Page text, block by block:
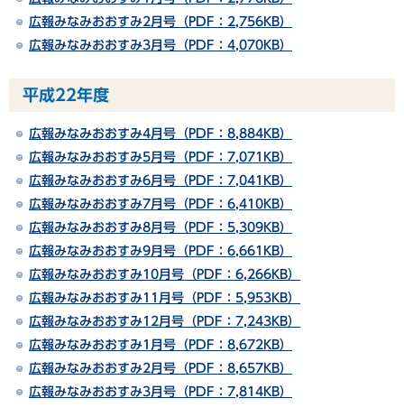
広報みなみおおすみ2月号（PDF：2,756KB）
広報みなみおおすみ3月号（PDF：4,070KB）
平成22年度
広報みなみおおすみ4月号（PDF：8,884KB）
広報みなみおおすみ5月号（PDF：7,071KB）
広報みなみおおすみ6月号（PDF：7,041KB）
広報みなみおおすみ7月号（PDF：6,410KB）
広報みなみおおすみ8月号（PDF：5,309KB）
広報みなみおおすみ9月号（PDF：6,661KB）
広報みなみおおすみ10月号（PDF：6,266KB）
広報みなみおおすみ11月号（PDF：5,953KB）
広報みなみおおすみ12月号（PDF：7,243KB）
広報みなみおおすみ1月号（PDF：8,672KB）
広報みなみおおすみ2月号（PDF：8,657KB）
広報みなみおおすみ3月号（PDF：7,814KB）